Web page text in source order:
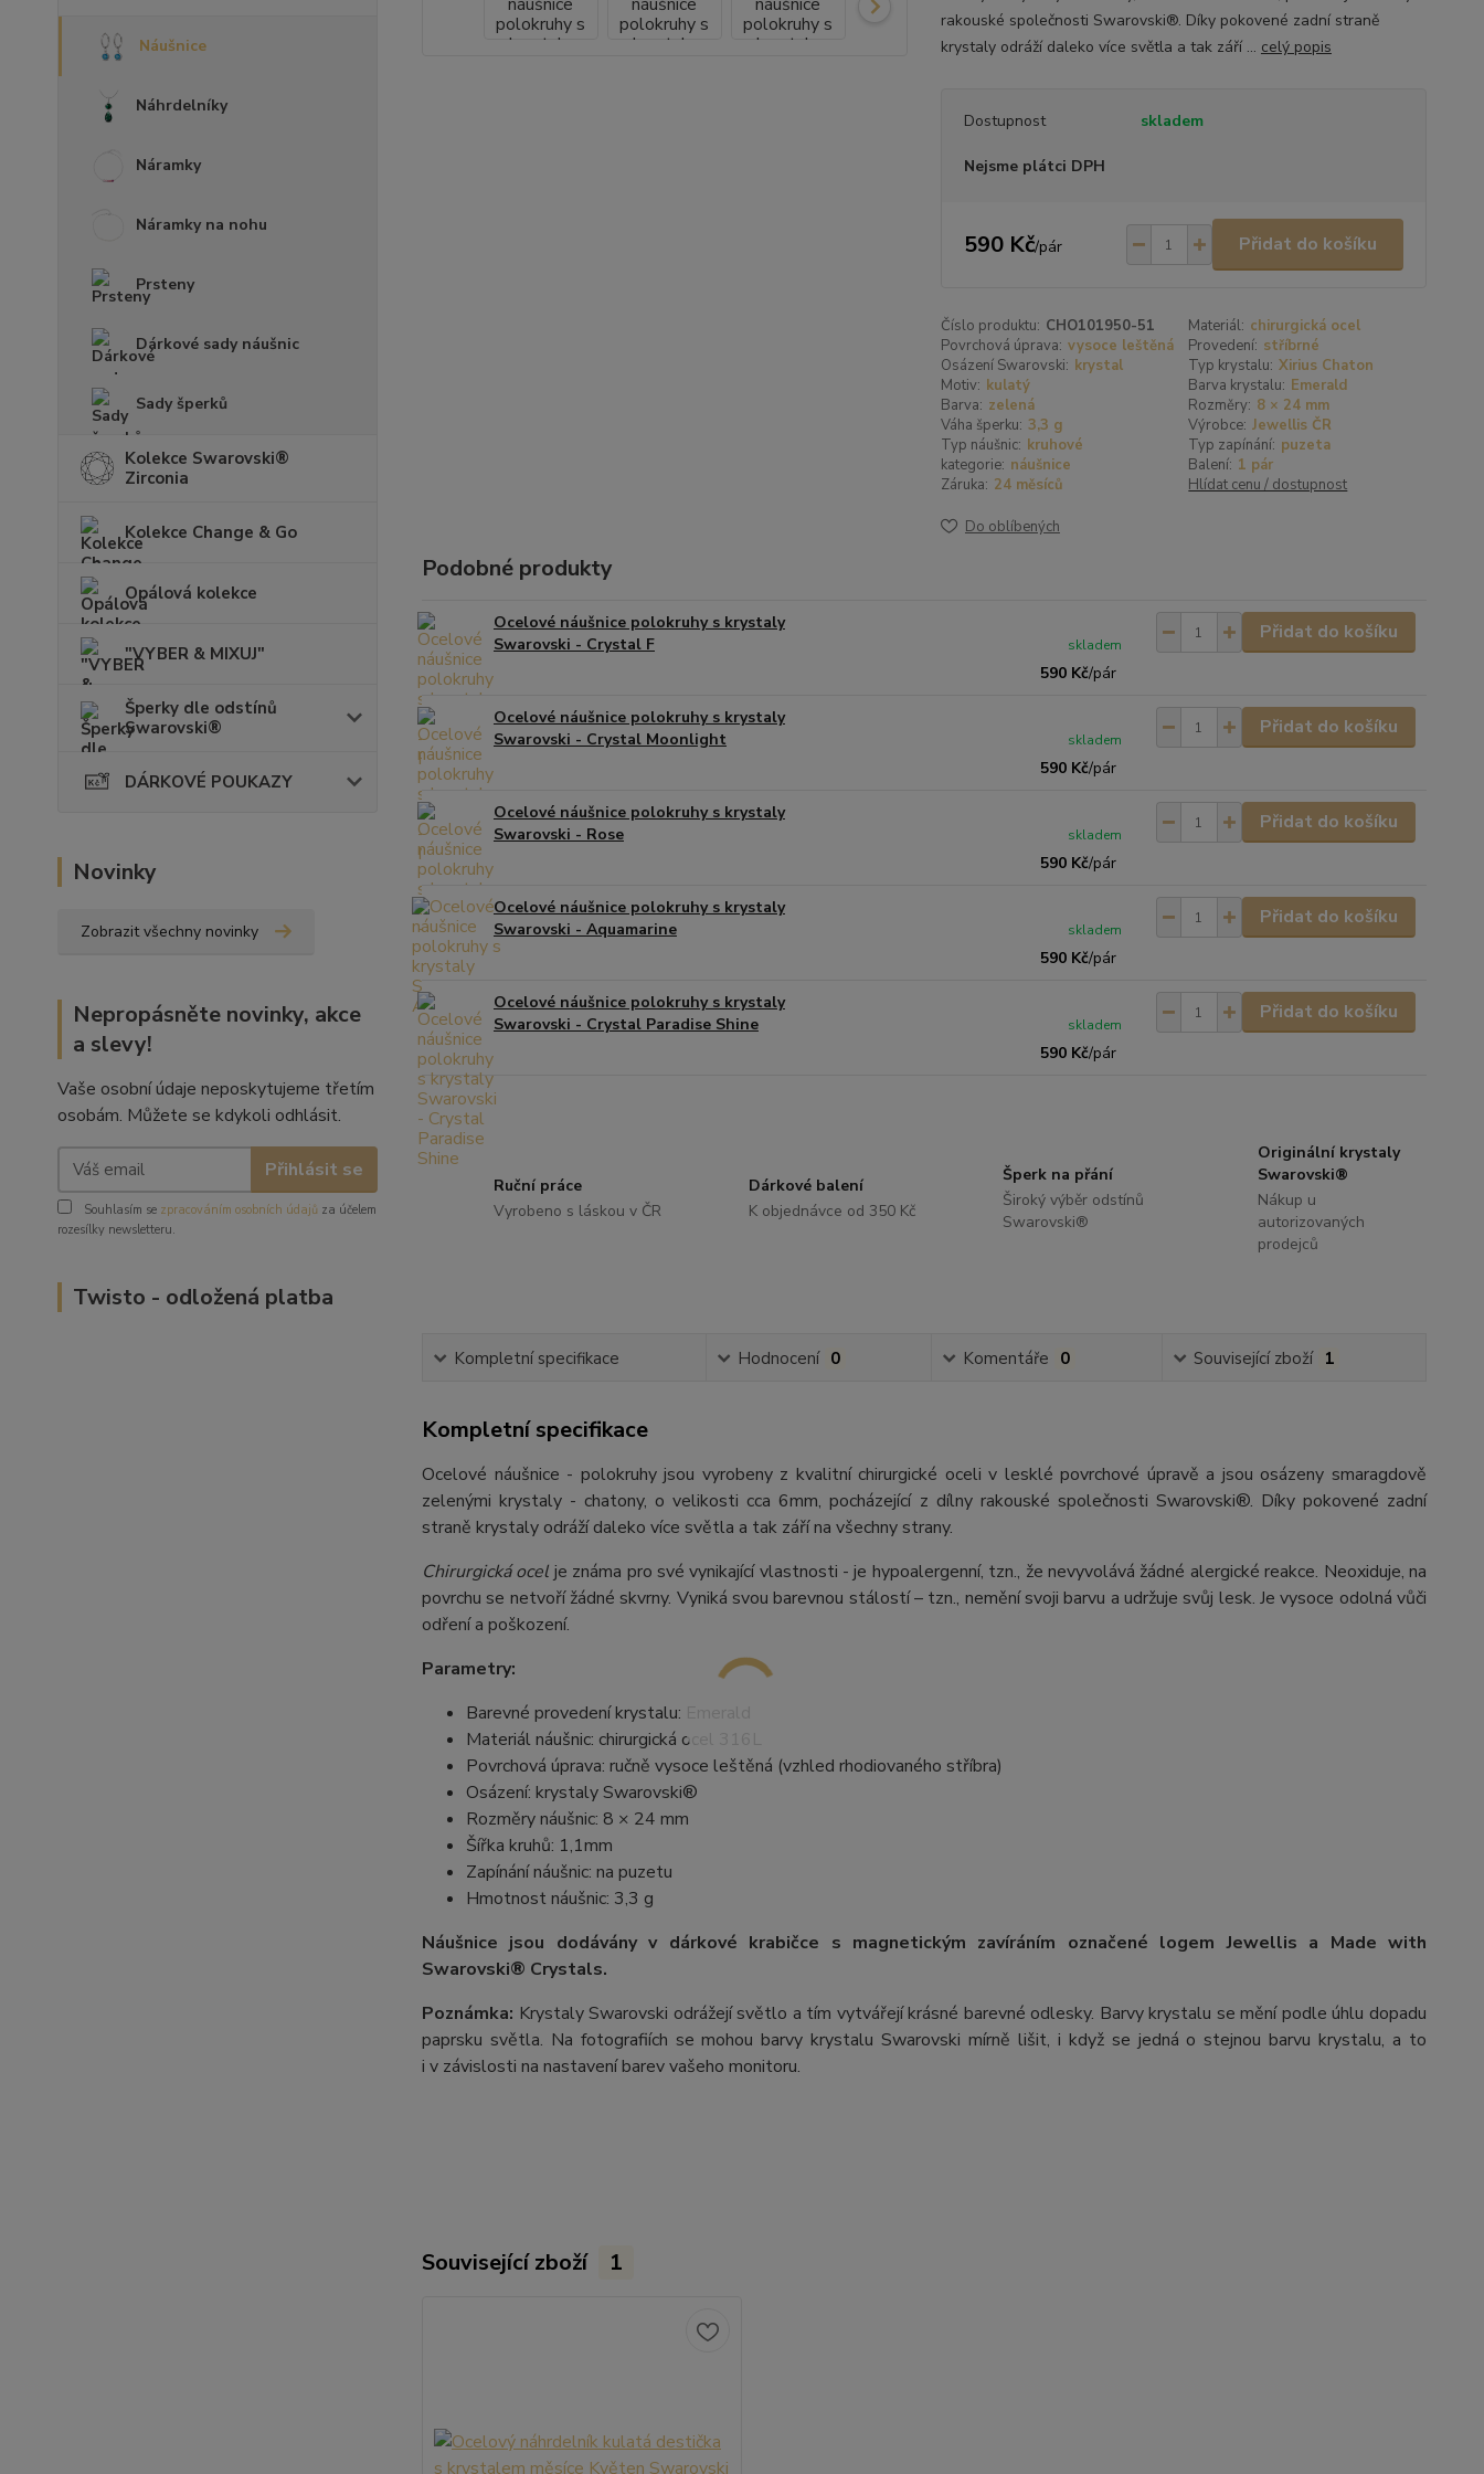
Náušnice
Náhrdelníky
Náramky
Náramky na nohu
Prsteny
Dárkové sady náušnic
Sady šperků
Kolekce Swarovski®
Zirconia
Kolekce Change & Go
Opálová kolekce
"VYBER & MIXUJ"
Šperky dle odstínů
Swarovski®
DÁRKOVÉ POUKAZY
Novinky
Zobrazit všechny novinky
Nepropásněte novinky, akce
a slevy!
Vaše osobní údaje neposkytujeme třetím
osobám. Můžete se kdykoli odhlásit.
Přihlásit se
Souhlasím se zpracováním osobních údajů za účelem
rozesílky newsletteru.
Twisto - odložená platba
rakouské společnosti Swarovski®. Díky pokovené zadní straně
krystaly odráží daleko více světla a tak září ... celý popis
Dostupnost skladem
Nejsme plátci DPH
590 Kč/pár Přidat do košíku
Číslo produktu: CHO101950-51 Materiál: chirurgická ocel
Povrchová úprava: vysoce leštěná Provedení: stříbrné
Osázení Swarovski: krystal Typ krystalu: Xirius Chaton
Motiv: kulatý Barva krystalu: Emerald
Barva: zelená Rozměry: 8 × 24 mm
Váha šperku: 3,3 g Výrobce: Jewellis ČR
Typ náušnic: kruhové Typ zapínání: puzeta
kategorie: náušnice Balení: 1 pár
Záruka: 24 měsíců Hlídat cenu / dostupnost
Do oblíbených
Podobné produkty
Ocelové náušnice polokruhy s krystaly
Swarovski - Crystal F
590 Kč/pár
skladem
Přidat do košíku
Ocelové náušnice polokruhy s krystaly
Swarovski - Crystal Moonlight
590 Kč/pár
skladem
Přidat do košíku
Ocelové náušnice polokruhy s krystaly
Swarovski - Rose
590 Kč/pár
skladem
Přidat do košíku
Ocelové náušnice polokruhy s krystaly
Swarovski - Aquamarine
590 Kč/pár
skladem
Přidat do košíku
Ocelové náušnice polokruhy s krystaly
Swarovski - Crystal Paradise Shine
590 Kč/pár
skladem
Přidat do košíku
Ruční práce
Vyrobeno s láskou v ČR
Dárkové balení
K objednávce od 350 Kč
Šperk na přání
Široký výběr odstínů
Swarovski®
Originální krystaly
Swarovski®
Nákup u
autorizovaných
prodejců
Kompletní specifikace Hodnocení 0 Komentáře 0 Související zboží 1
Kompletní specifikace
Ocelové náušnice - polokruhy jsou vyrobeny z kvalitní chirurgické oceli v lesklé povrchové úpravě a jsou osázeny smaragdově
zelenými krystaly - chatony, o velikosti cca 6mm, pocházející z dílny rakouské společnosti Swarovski®. Díky pokovené zadní
straně krystaly odráží daleko více světla a tak září na všechny strany.
Chirurgická ocel je známa pro své vynikající vlastnosti - je hypoalergenní, tzn., že nevyvolává žádné alergické reakce. Neoxiduje, na
povrchu se netvoří žádné skvrny. Vyniká svou barevnou stálostí – tzn., nemění svoji barvu a udržuje svůj lesk. Je vysoce odolná vůči
odření a poškození.
Parametry:
Barevné provedení krystalu: Emerald
Materiál náušnic: chirurgická ocel 316L
Povrchová úprava: ručně vysoce leštěná (vzhled rhodiovaného stříbra)
Osázení: krystaly Swarovski®
Rozměry náušnic: 8 × 24 mm
Šířka kruhů: 1,1mm
Zapínání náušnic: na puzetu
Hmotnost náušnic: 3,3 g
Náušnice jsou dodávány v dárkové krabičce s magnetickým zavíráním označené logem Jewellis a Made with
Swarovski® Crystals.
Poznámka: Krystaly Swarovski odrážejí světlo a tím vytvářejí krásné barevné odlesky. Barvy krystalu se mění podle úhlu dopadu
paprsku světla. Na fotografiích se mohou barvy krystalu Swarovski mírně lišit, i když se jedná o stejnou barvu krystalu, a to
i v závislosti na nastavení barev vašeho monitoru.
Související zboží 1